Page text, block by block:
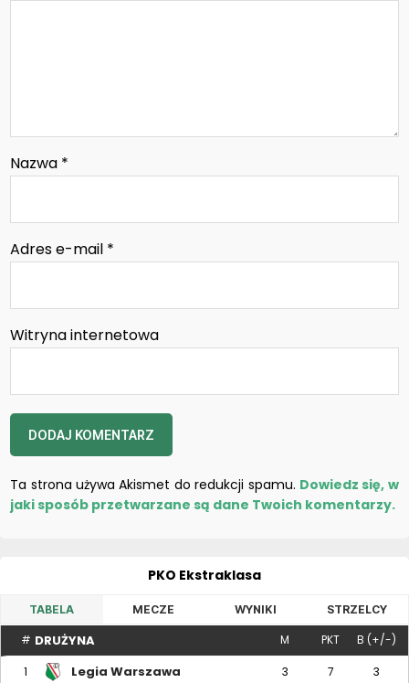
Nazwa *
Adres e-mail *
Witryna internetowa
Ta strona używa Akismet do redukcji spamu. Dowiedz się, w
jaki sposób przetwarzane są dane Twoich komentarzy.
PKO Ekstraklasa
TABELA MECZE WYNIKI STRZELCY
# DRUŻYNA M PKT B (+/-)
1 Legia Warszawa 3 7 3